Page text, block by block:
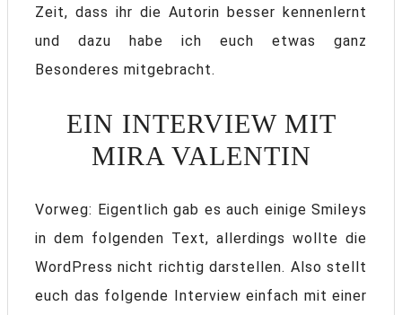
Zeit, dass ihr die Autorin besser kennenlernt
und dazu habe ich euch etwas ganz
Besonderes mitgebracht.
EIN INTERVIEW MIT
MIRA VALENTIN
Vorweg: Eigentlich gab es auch einige Smileys
in dem folgenden Text, allerdings wollte die
WordPress nicht richtig darstellen. Also stellt
euch das folgende Interview einfach mit einer